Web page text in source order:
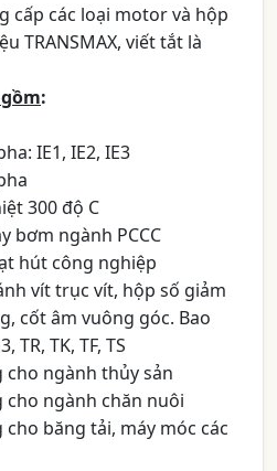
cấp các loại motor và hộp
TRANSMAX, viết tắt là
:
IE1, IE2, IE3
300 độ C
bơm ngành PCCC
hút công nghiệp
vít trục vít, hộp số giảm
cốt âm vuông góc. Bao
TR, TK, TF, TS
ngành thủy sản
ngành chăn nuôi
băng tải, máy móc các